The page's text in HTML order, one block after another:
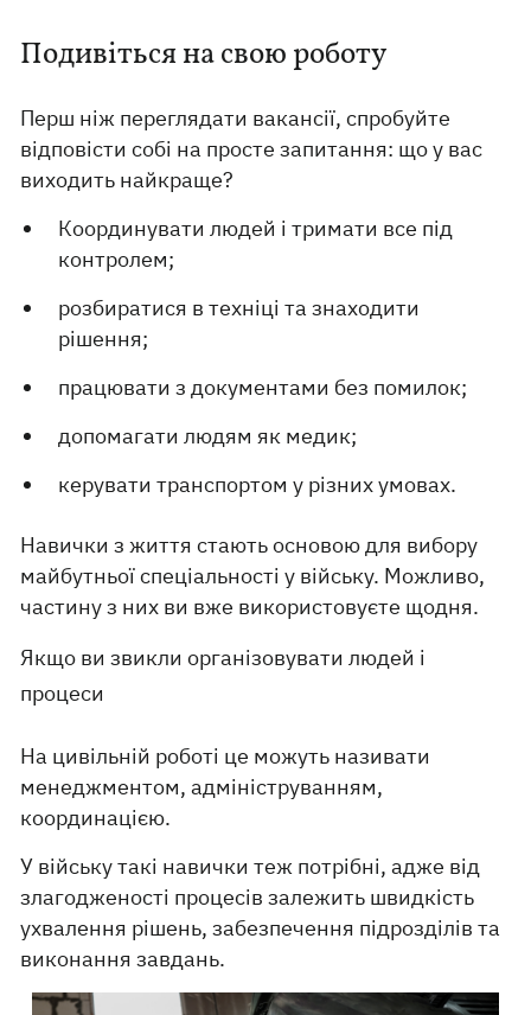
Подивіться на свою роботу
Перш ніж переглядати вакансії, спробуйте
відповісти собі на просте запитання: що у вас
виходить найкраще?
Координувати людей і тримати все під
контролем;
розбиратися в техніці та знаходити
рішення;
працювати з документами без помилок;
допомагати людям як медик;
керувати транспортом у різних умовах.
Навички з життя стають основою для вибору
майбутньої спеціальності у війську. Можливо,
частину з них ви вже використовуєте щодня.
Якщо ви звикли організовувати людей і
процеси
На цивільній роботі це можуть називати
менеджментом, адмініструванням,
координацією.
У війську такі навички теж потрібні, адже від
злагодженості процесів залежить швидкість
ухвалення рішень, забезпечення підрозділів та
виконання завдань.